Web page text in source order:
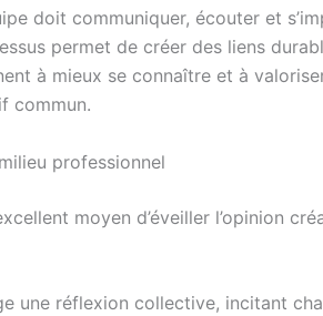
doit communiquer, écouter et
permet de créer des liens
à mieux se connaître et à
commun.
professionnel
moyen d’éveiller l’opinion
une réflexion collective, incitant